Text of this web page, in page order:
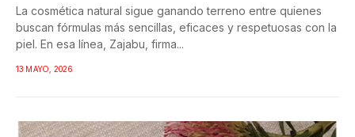
La cosmética natural sigue ganando terreno entre quienes
buscan fórmulas más sencillas, eficaces y respetuosas con la
piel. En esa línea, Zajabu, firma...
13 MAYO, 2026